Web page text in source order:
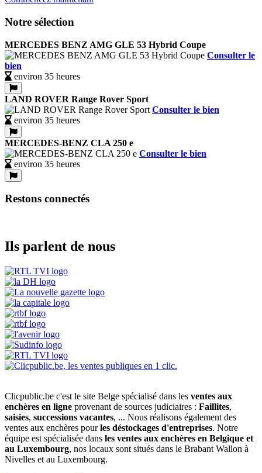
Notre sélection
MERCEDES BENZ AMG GLE 53 Hybrid Coupe
Consulter le
bien
environ 35 heures
LAND ROVER Range Rover Sport
Consulter le bien
environ 35 heures
MERCEDES-BENZ CLA 250 e
Consulter le bien
environ 35 heures
Restons connectés
Ils parlent de nous
Clicpublic.be c'est le site Belge spécialisé dans les ventes aux
enchères en ligne provenant de sources judiciaires : Faillites,
saisies, successions vacantes, ... Nous réalisons également des
ventes aux enchères pourles déstockages d'entreprises. Notre
équipe est spécialisée dans les ventes aux enchères en Belgique et
au Luxembourg, nos locaux sont situés dans le Brabant Wallon à
Nivelles et au Luxembourg.